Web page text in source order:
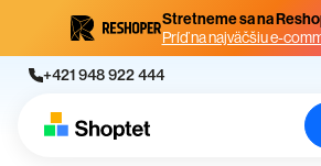
Stretneme sa na
Príď na najväčšiu e-
+421 948 922 444